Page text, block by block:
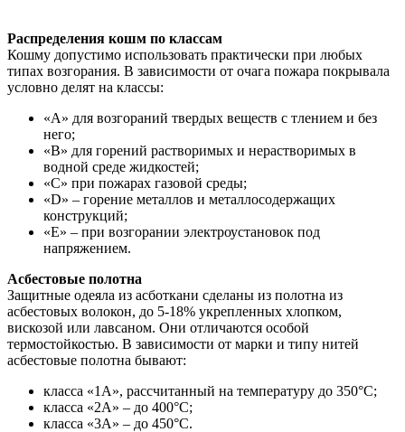
Распределения кошм по классам
Кошму допустимо использовать практически при любых
типах возгорания. В зависимости от очага пожара покрывала
условно делят на классы:
«А» для возгораний твердых веществ с тлением и без
него;
«В» для горений растворимых и нерастворимых в
водной среде жидкостей;
«С» при пожарах газовой среды;
«D» – горение металлов и металлосодержащих
конструкций;
«Е» – при возгорании электроустановок под
напряжением.
Асбестовые полотна
Защитные одеяла из асботкани сделаны из полотна из
асбестовых волокон, до 5-18% укрепленных хлопком,
вискозой или лавсаном. Они отличаются особой
термостойкостью. В зависимости от марки и типу нитей
асбестовые полотна бывают:
класса «1А», рассчитанный на температуру до 350°С;
класса «2А» – до 400°С;
класса «3А» – до 450°С.